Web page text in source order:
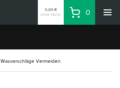
0,00 €
Ohne MwSt.
Warenkorb
0
Wasserschläge Vermeiden